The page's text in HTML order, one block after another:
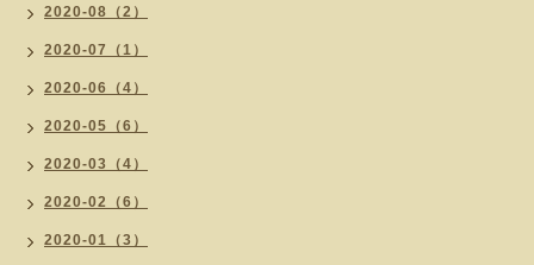
2020-08（2）
2020-07（1）
2020-06（4）
2020-05（6）
2020-03（4）
2020-02（6）
2020-01（3）